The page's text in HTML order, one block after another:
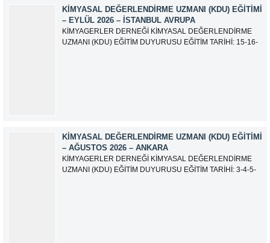
KIMYASAL DEĞERLENDIRME UZMANI (KDU) EĞITIMI
– EYLÜL 2026 – İSTANBUL AVRUPA
KİMYAGERLER DERNEĞİ KİMYASAL DEĞERLENDİRME
UZMANI (KDU) EĞİTİM DUYURUSU EĞİTİM TARİHİ: 15-16-
KIMYASAL DEĞERLENDIRME UZMANI (KDU) EĞITIMI
– AĞUSTOS 2026 – ANKARA
KİMYAGERLER DERNEĞİ KİMYASAL DEĞERLENDİRME
UZMANI (KDU) EĞİTİM DUYURUSU EĞİTİM TARİHİ: 3-4-5-